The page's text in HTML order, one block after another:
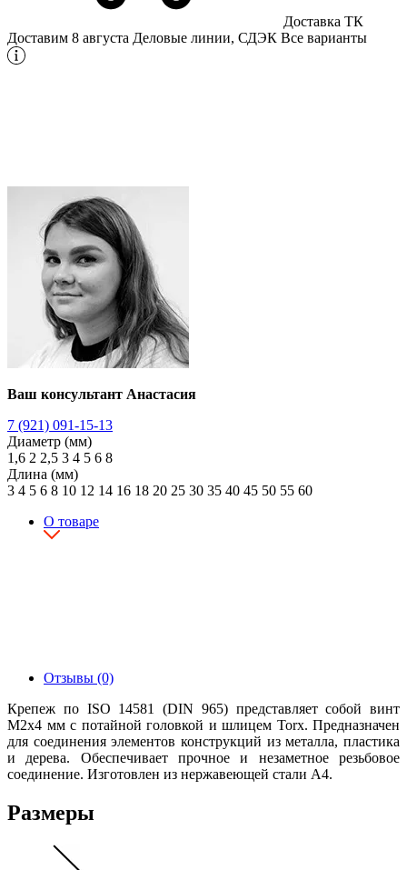
Доставка ТК
Доставим 8 августа Деловые линии, СДЭК Все варианты
Ваш консультант Анастасия
7 (921) 091-15-13
Диаметр (мм)
1,6 2 2,5 3 4 5 6 8
Длина (мм)
3 4 5 6 8 10 12 14 16 18 20 25 30 35 40 45 50 55 60
О товаре
Отзывы (0)
Крепеж по ISO 14581 (DIN 965) представляет собой винт
М2х4 мм с потайной головкой и шлицем Torx. Предназначен
для соединения элементов конструкций из металла, пластика
и дерева. Обеспечивает прочное и незаметное резьбовое
соединение. Изготовлен из нержавеющей стали А4.
Размеры